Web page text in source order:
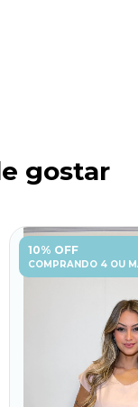
gostar
10% OFF
COMPRANDO 4 OU